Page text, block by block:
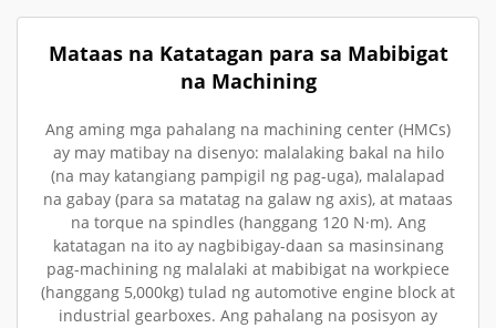
Mataas na Katatagan para sa Mabibigat
na Machining
Ang aming mga pahalang na machining center (HMCs)
ay may matibay na disenyo: malalaking bakal na hilo
(na may katangiang pampigil ng pag-uga), malalapad
na gabay (para sa matatag na galaw ng axis), at mataas
na torque na spindles (hanggang 120 N·m). Ang
katatagan na ito ay nagbibigay-daan sa masinsinang
pag-machining ng malalaki at mabibigat na workpiece
(hanggang 5,000kg) tulad ng automotive engine block at
industrial gearboxes. Ang pahalang na posisyon ay